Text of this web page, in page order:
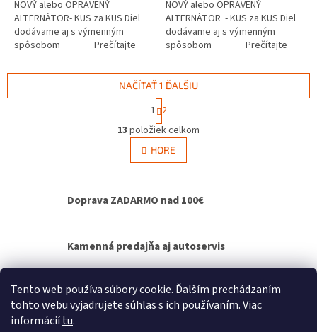
Tento web používa súbory cookie. Ďalším prechádzaním
tohto webu vyjadrujete súhlas s ich používaním. Viac
informáciítu.
NOVÝ alebo OPRAVENÝ
ALTERNÁTOR- KUS za KUS Diel
dodávame aj s výmenným
spôsobom Prečítajte
NOVÝ alebo OPRAVENÝ
ALTERNÁTOR - KUS za KUS Diel
dodávame aj s výmenným
spôsobom Prečítajte
O
v
l
á
c
p
r
v
k
y
v
NAČÍTAŤ 1 ĎALŠIU
S
t
r
á
n
k
a
1 2
13 položiek celkom
HORE
Doprava ZADARMO nad 100€
Kamenná predajňa aj autoservis
Výmenný spôsob agregátov - bez čakania na
opravu